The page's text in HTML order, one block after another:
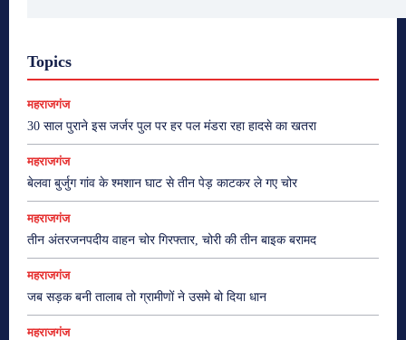
Topics
महराजगंज
30 साल पुराने इस जर्जर पुल पर हर पल मंडरा रहा हादसे का खतरा
महराजगंज
बेलवा बुर्जुग गांव के श्मशान घाट से तीन पेड़ काटकर ले गए चोर
महराजगंज
तीन अंतरजनपदीय वाहन चोर गिरफ्तार, चोरी की तीन बाइक बरामद
महराजगंज
जब सड़क बनी तालाब तो ग्रामीणों ने उसमे बो दिया धान
महराजगंज